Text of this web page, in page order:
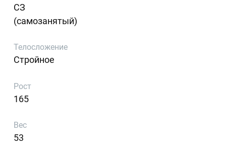
СЗ
(самозанятый)
Телосложение
Стройное
Рост
165
Вес
53